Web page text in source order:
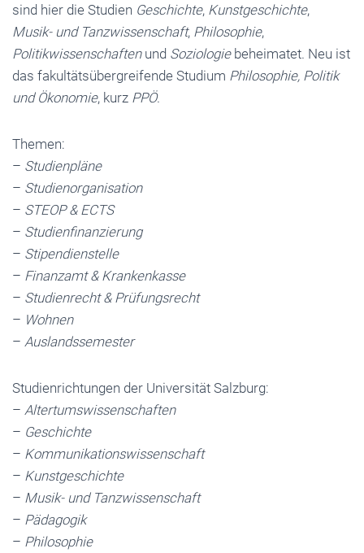
sind hier die Studien Geschichte, Kunstgeschichte,
Musik- und Tanzwissenschaft, Philosophie,
Politikwissenschaftenund Soziologiebeheimatet. Neu ist
das fakultätsübergreifende Studium Philosophie, Politik
und Ökonomie, kurz PPÖ.
Themen:
– Studienpläne
– Studienorganisation
– STEOP & ECTS
– Studienfinanzierung
– Stipendienstelle
– Finanzamt & Krankenkasse
– Studienrecht & Prüfungsrecht
– Wohnen
– Auslandssemester
Studienrichtungen der Universität Salzburg:
– Altertumswissenschaften
– Geschichte
– Kommunikationswissenschaft
– Kunstgeschichte
– Musik- und Tanzwissenschaft
– Pädagogik
– Philosophie